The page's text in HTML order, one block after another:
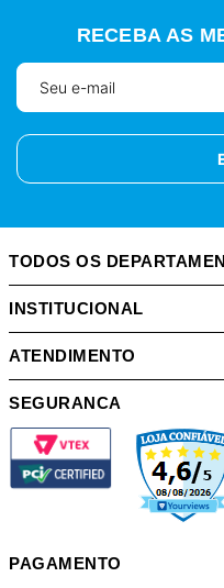
RECEBA AS
TODOS OS
INSTITUCIONAL
ATENDIMENTO
SEGURANCA
PAGAMENTO